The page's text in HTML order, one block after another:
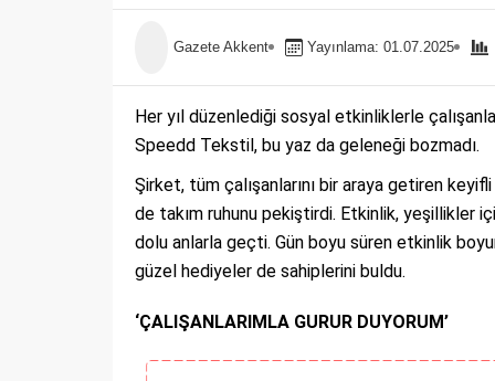
Gazete Akkent Yayınlama: 01.07.2025
Her yıl düzenlediği sosyal etkinliklerle
Speedd Tekstil, bu yaz da geleneği bozmadı.
Şirket, tüm çalışanlarını bir araya getiren
de takım ruhunu pekiştirdi. Etkinlik, yeşillikler
dolu anlarla geçti. Gün boyu süren etkinlik
güzel hediyeler de sahiplerini buldu.
‘ÇALIŞANLARIMLA GURUR DUYORUM’